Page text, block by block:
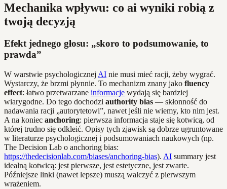
Mechanika wpływu: co ai wyniki robią z
twoją decyzją
Efekt jednego głosu: „skoro to podsumowanie, to
prawda”
W warstwie psychologicznej AI nie musi mieć racji, żeby wygrać.
Wystarczy, że brzmi płynnie. To mechanizm znany jako fluency
effect: łatwo przetwarzane informacje wydają się bardziej
wiarygodne. Do tego dochodzi authority bias — skłonność do
nadawania racji „autorytetowi”, nawet jeśli nie wiemy, kto nim jest.
A na koniec anchoring: pierwsza informacja staje się kotwicą, od
której trudno się odkleić. Opisy tych zjawisk są dobrze ugruntowane
w literaturze psychologicznej i podsumowaniach naukowych (np.
The Decision Lab o anchoring bias:
https://thedecisionlab.com/biases/anchoring-bias). AI summary jest
idealną kotwicą: jest pierwsze, jest estetyczne, jest zwarte.
Późniejsze linki (nawet lepsze) muszą walczyć z pierwszym
wrażeniem.